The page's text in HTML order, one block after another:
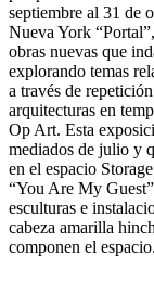
septiembre al 31 de
Nueva York
obras nuevas que
explorando temas
a través de
arquitecturas en
Op Art. Esta
mediados de julio y
en el espacio
“You Are My
esculturas e
cabeza amarilla
componen el espacio.